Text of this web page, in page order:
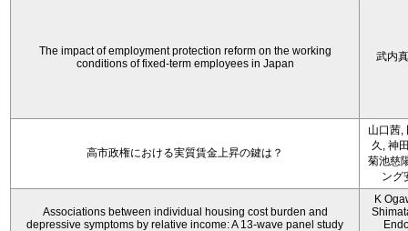
The impact of employment protection reform on the working
conditions of fixed-term employees in Japan
武内
高市政権における実質賃金上昇の鍵は？
山口茜,
久, 神
菊池慈
ング
Associations between individual housing cost burden and
depressive symptoms by relative income: A 13-wave panel study
K